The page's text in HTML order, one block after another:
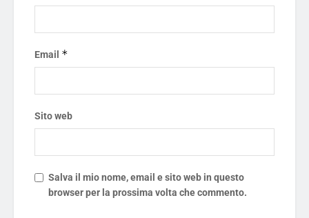
Email *
Sito web
Salva il mio nome, email e sito web in questo
browser per la prossima volta che commento.